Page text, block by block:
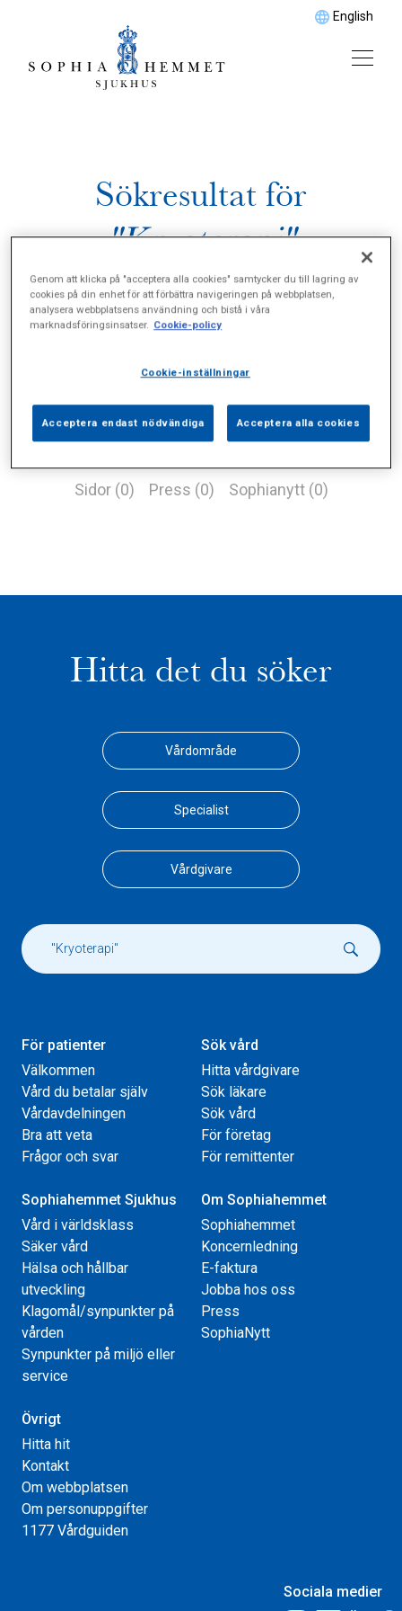
English
Sökresultat för
"Kryoterapi"
Sidor (0) Press (0) Sophianytt (0)
Hitta det du söker
Vårdområde
Specialist
Vårdgivare
För patienter
Välkommen
Vård du betalar själv
Vårdavdelningen
Bra att veta
Frågor och svar
Sök vård
Hitta vårdgivare
Sök läkare
Sök vård
För företag
För remittenter
Sophiahemmet Sjukhus
Vård i världsklass
Säker vård
Hälsa och hållbar
utveckling
Klagomål/synpunkter på
vården
Synpunkter på miljö eller
service
Om Sophiahemmet
Sophiahemmet
Koncernledning
E-faktura
Jobba hos oss
Press
SophiaNytt
Övrigt
Hitta hit
Kontakt
Om webbplatsen
Om personuppgifter
1177 Vårdguiden
Sociala medier
Genom att klicka på "acceptera alla cookies" samtycker du till lagring av
cookies på din enhet för att förbättra navigeringen på webbplatsen,
analysera webbplatsens användning och bistå i våra
marknadsföringsinsatser. Cookie-policy
Cookie-inställningar
Acceptera endast nödvändiga Acceptera alla cookies